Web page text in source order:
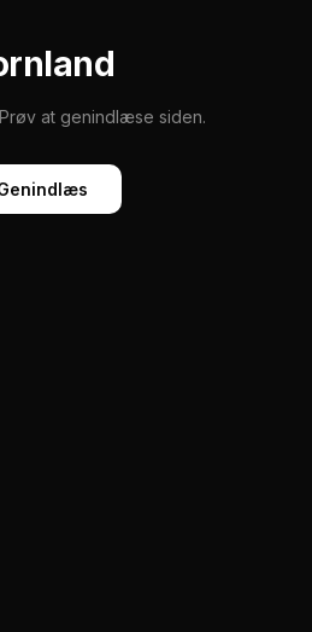
at genindlæse siden.